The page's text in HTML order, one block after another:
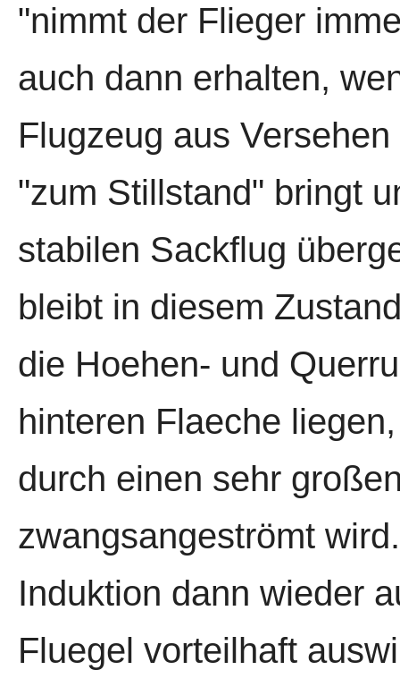
"nimmt der Flieger
auch dann erhalten,
Flugzeug aus
"zum Stillstand" bringt
stabilen Sackflug
bleibt in diesem
die Hoehen- und
hinteren Flaeche
durch einen sehr
zwangsangeströmt
Induktion dann wieder
Fluegel vorteilhaft